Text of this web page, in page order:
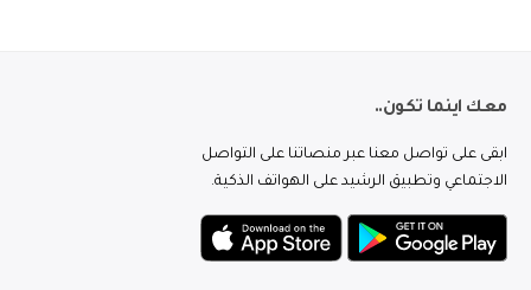
معك اينما تكون..
ابقى على تواصل معنا عبر منصاتنا على التواصل
الاجتماعي وتطبيق الرشيد على الهواتف الذكية.